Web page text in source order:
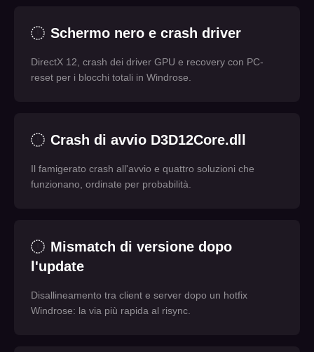
Schermo nero e crash driver
DirectX 12, crash dei driver GPU e recovery con PC-
reset per i blocchi totali in Windrose.
Crash di avvio D3D12Core.dll
Il famigerato crash all'avvio e quattro soluzioni che
funzionano, ordinate per probabilità.
Mismatch di versione dopo
l'update
Disallineamento tra client e server dopo un hotfix
Windrose: la via più rapida al risync.